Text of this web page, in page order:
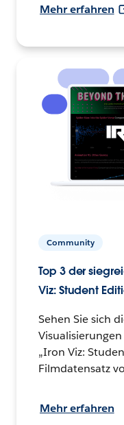
Mehr erfahren
Community
Top 3 der
Viz: Student
Sehen Sie sich
„Iron Viz:
Filmdatensatz
Mehr erfahren